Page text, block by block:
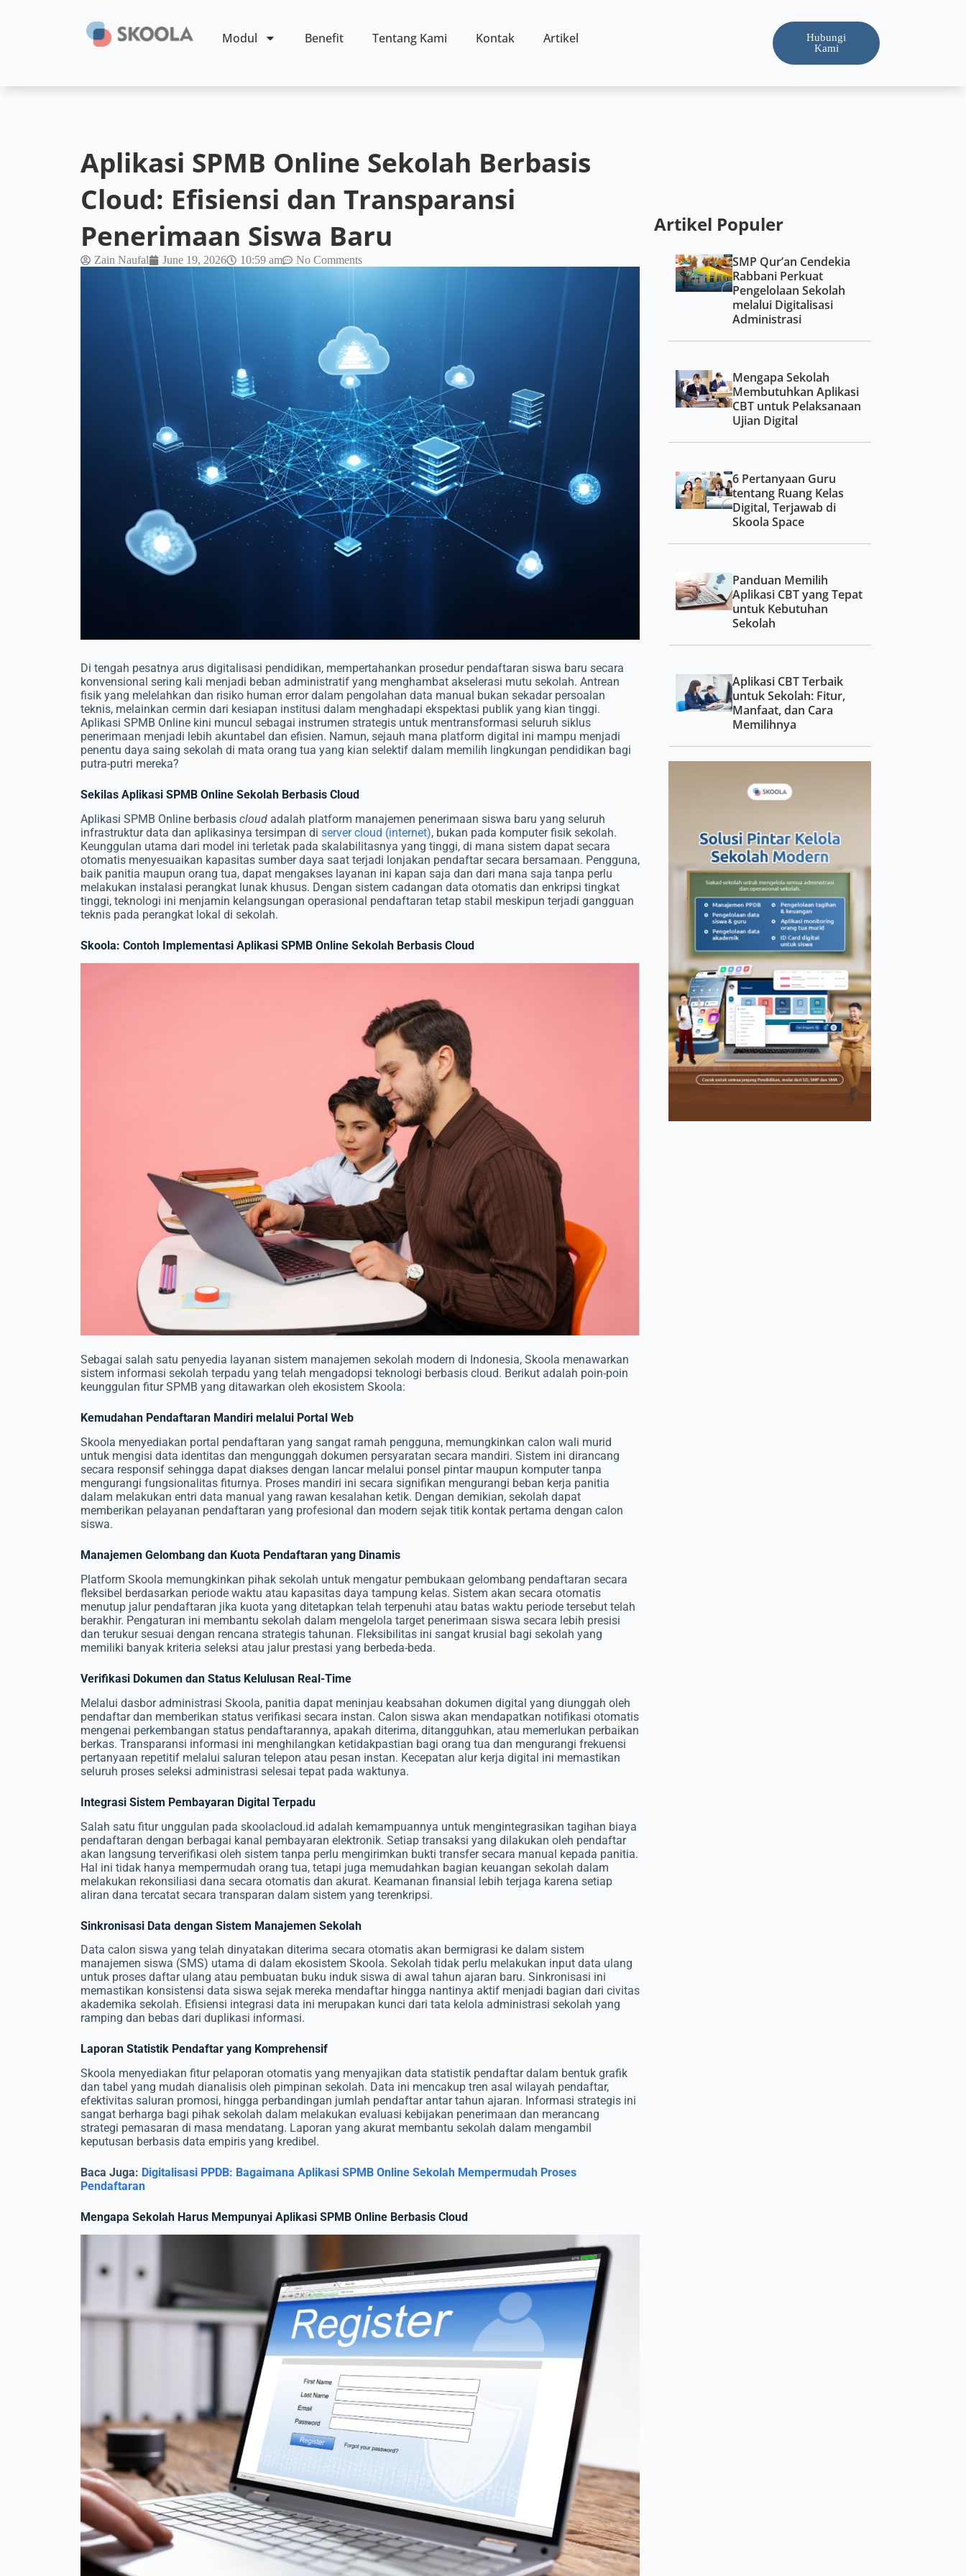
Modul Benefit Tentang Kami Kontak Artikel
Hubungi
Kami
Aplikasi SPMB Online Sekolah Berbasis
Cloud: Efisiensi dan Transparansi
Penerimaan Siswa Baru
Zain Naufal June 19, 2026 10:59 am No Comments
Di tengah pesatnya arus digitalisasi pendidikan, mempertahankan prosedur pendaftaran siswa baru secara
konvensional sering kali menjadi beban administratif yang menghambat akselerasi mutu sekolah. Antrean
fisik yang melelahkan dan risiko human error dalam pengolahan data manual bukan sekadar persoalan
teknis, melainkan cermin dari kesiapan institusi dalam menghadapi ekspektasi publik yang kian tinggi.
Aplikasi SPMB Online kini muncul sebagai instrumen strategis untuk mentransformasi seluruh siklus
penerimaan menjadi lebih akuntabel dan efisien. Namun, sejauh mana platform digital ini mampu menjadi
penentu daya saing sekolah di mata orang tua yang kian selektif dalam memilih lingkungan pendidikan bagi
putra-putri mereka?
Sekilas Aplikasi SPMB Online Sekolah Berbasis Cloud
Aplikasi SPMB Online berbasis cloud adalah platform manajemen penerimaan siswa baru yang seluruh
infrastruktur data dan aplikasinya tersimpan di server cloud (internet), bukan pada komputer fisik sekolah.
Keunggulan utama dari model ini terletak pada skalabilitasnya yang tinggi, di mana sistem dapat secara
otomatis menyesuaikan kapasitas sumber daya saat terjadi lonjakan pendaftar secara bersamaan. Pengguna,
baik panitia maupun orang tua, dapat mengakses layanan ini kapan saja dan dari mana saja tanpa perlu
melakukan instalasi perangkat lunak khusus. Dengan sistem cadangan data otomatis dan enkripsi tingkat
tinggi, teknologi ini menjamin kelangsungan operasional pendaftaran tetap stabil meskipun terjadi gangguan
teknis pada perangkat lokal di sekolah.
Skoola: Contoh Implementasi Aplikasi SPMB Online Sekolah Berbasis Cloud
Sebagai salah satu penyedia layanan sistem manajemen sekolah modern di Indonesia, Skoola menawarkan
sistem informasi sekolah terpadu yang telah mengadopsi teknologi berbasis cloud. Berikut adalah poin-poin
keunggulan fitur SPMB yang ditawarkan oleh ekosistem Skoola:
Kemudahan Pendaftaran Mandiri melalui Portal Web
Skoola menyediakan portal pendaftaran yang sangat ramah pengguna, memungkinkan calon wali murid
untuk mengisi data identitas dan mengunggah dokumen persyaratan secara mandiri. Sistem ini dirancang
secara responsif sehingga dapat diakses dengan lancar melalui ponsel pintar maupun komputer tanpa
mengurangi fungsionalitas fiturnya. Proses mandiri ini secara signifikan mengurangi beban kerja panitia
dalam melakukan entri data manual yang rawan kesalahan ketik. Dengan demikian, sekolah dapat
memberikan pelayanan pendaftaran yang profesional dan modern sejak titik kontak pertama dengan calon
siswa.
Manajemen Gelombang dan Kuota Pendaftaran yang Dinamis
Platform Skoola memungkinkan pihak sekolah untuk mengatur pembukaan gelombang pendaftaran secara
fleksibel berdasarkan periode waktu atau kapasitas daya tampung kelas. Sistem akan secara otomatis
menutup jalur pendaftaran jika kuota yang ditetapkan telah terpenuhi atau batas waktu periode tersebut telah
berakhir. Pengaturan ini membantu sekolah dalam mengelola target penerimaan siswa secara lebih presisi
dan terukur sesuai dengan rencana strategis tahunan. Fleksibilitas ini sangat krusial bagi sekolah yang
memiliki banyak kriteria seleksi atau jalur prestasi yang berbeda-beda.
Verifikasi Dokumen dan Status Kelulusan Real-Time
Melalui dasbor administrasi Skoola, panitia dapat meninjau keabsahan dokumen digital yang diunggah oleh
pendaftar dan memberikan status verifikasi secara instan. Calon siswa akan mendapatkan notifikasi otomatis
mengenai perkembangan status pendaftarannya, apakah diterima, ditangguhkan, atau memerlukan perbaikan
berkas. Transparansi informasi ini menghilangkan ketidakpastian bagi orang tua dan mengurangi frekuensi
pertanyaan repetitif melalui saluran telepon atau pesan instan. Kecepatan alur kerja digital ini memastikan
seluruh proses seleksi administrasi selesai tepat pada waktunya.
Integrasi Sistem Pembayaran Digital Terpadu
Salah satu fitur unggulan pada skoolacloud.id adalah kemampuannya untuk mengintegrasikan tagihan biaya
pendaftaran dengan berbagai kanal pembayaran elektronik. Setiap transaksi yang dilakukan oleh pendaftar
akan langsung terverifikasi oleh sistem tanpa perlu mengirimkan bukti transfer secara manual kepada panitia.
Hal ini tidak hanya mempermudah orang tua, tetapi juga memudahkan bagian keuangan sekolah dalam
melakukan rekonsiliasi dana secara otomatis dan akurat. Keamanan finansial lebih terjaga karena setiap
aliran dana tercatat secara transparan dalam sistem yang terenkripsi.
Sinkronisasi Data dengan Sistem Manajemen Sekolah
Data calon siswa yang telah dinyatakan diterima secara otomatis akan bermigrasi ke dalam sistem
manajemen siswa (SMS) utama di dalam ekosistem Skoola. Sekolah tidak perlu melakukan input data ulang
untuk proses daftar ulang atau pembuatan buku induk siswa di awal tahun ajaran baru. Sinkronisasi ini
memastikan konsistensi data siswa sejak mereka mendaftar hingga nantinya aktif menjadi bagian dari civitas
akademika sekolah. Efisiensi integrasi data ini merupakan kunci dari tata kelola administrasi sekolah yang
ramping dan bebas dari duplikasi informasi.
Laporan Statistik Pendaftar yang Komprehensif
Skoola menyediakan fitur pelaporan otomatis yang menyajikan data statistik pendaftar dalam bentuk grafik
dan tabel yang mudah dianalisis oleh pimpinan sekolah. Data ini mencakup tren asal wilayah pendaftar,
efektivitas saluran promosi, hingga perbandingan jumlah pendaftar antar tahun ajaran. Informasi strategis ini
sangat berharga bagi pihak sekolah dalam melakukan evaluasi kebijakan penerimaan dan merancang
strategi pemasaran di masa mendatang. Laporan yang akurat membantu sekolah dalam mengambil
keputusan berbasis data empiris yang kredibel.
Baca Juga: Digitalisasi PPDB: Bagaimana Aplikasi SPMB Online Sekolah Mempermudah Proses
Pendaftaran
Mengapa Sekolah Harus Mempunyai Aplikasi SPMB Online Berbasis Cloud
Artikel Populer
SMP Qur’an Cendekia
Rabbani Perkuat
Pengelolaan Sekolah
melalui Digitalisasi
Administrasi
Mengapa Sekolah
Membutuhkan Aplikasi
CBT untuk Pelaksanaan
Ujian Digital
6 Pertanyaan Guru
tentang Ruang Kelas
Digital, Terjawab di
Skoola Space
Panduan Memilih
Aplikasi CBT yang Tepat
untuk Kebutuhan
Sekolah
Aplikasi CBT Terbaik
untuk Sekolah: Fitur,
Manfaat, dan Cara
Memilihnya